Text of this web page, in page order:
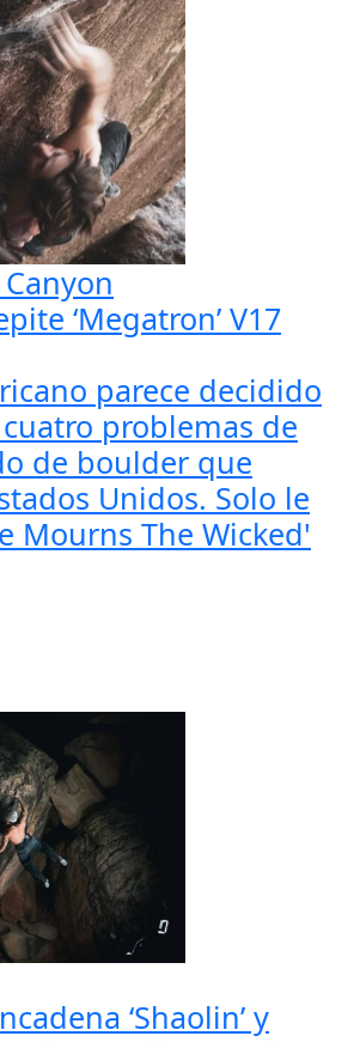
‘Megatron’ V17
parece decidido
problemas de
de boulder que
Unidos. Solo le
Mourns The Wicked'
‘Shaolin’ y